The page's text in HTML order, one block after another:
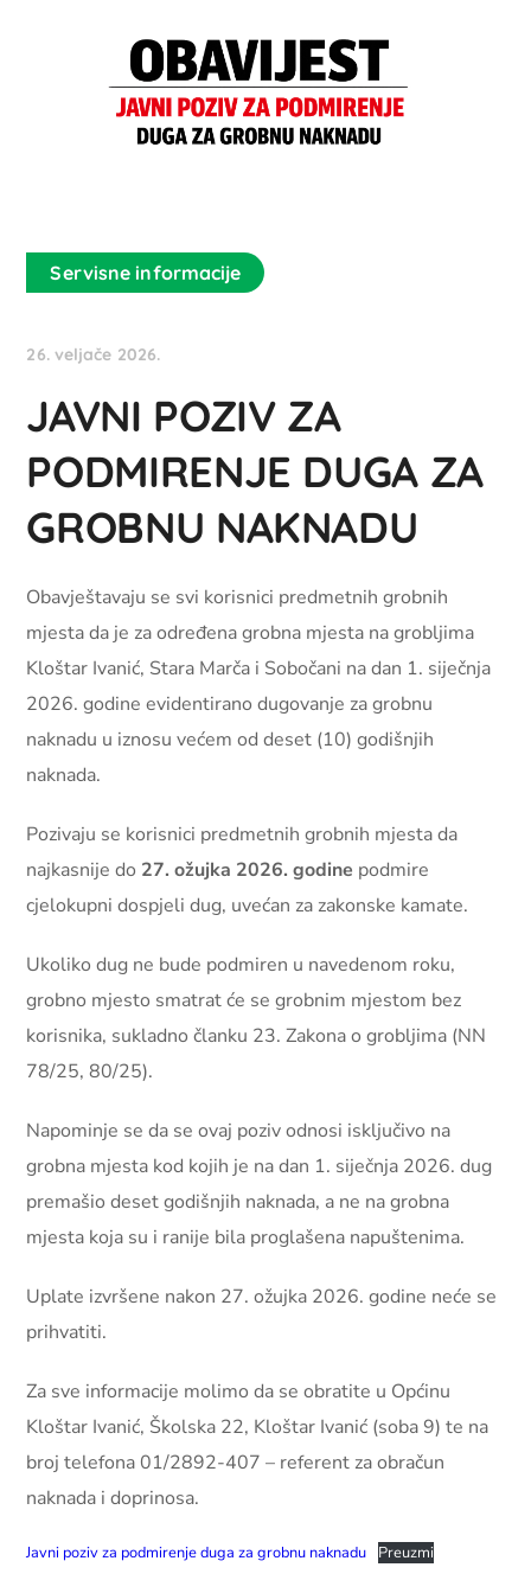
Servisne informacije
26. veljače 2026.
JAVNI POZIV ZA
PODMIRENJE DUGA ZA
GROBNU NAKNADU
Obavještavaju se svi korisnici predmetnih grobnih
mjesta da je za određena grobna mjesta na grobljima
Kloštar Ivanić, Stara Marča i Sobočani na dan 1. siječnja
2026. godine evidentirano dugovanje za grobnu
naknadu u iznosu većem od deset (10) godišnjih
naknada.
Pozivaju se korisnici predmetnih grobnih mjesta da
najkasnije do 27. ožujka 2026. godine podmire
cjelokupni dospjeli dug, uvećan za zakonske kamate.
Ukoliko dug ne bude podmiren u navedenom roku,
grobno mjesto smatrat će se grobnim mjestom bez
korisnika, sukladno članku 23. Zakona o grobljima (NN
78/25, 80/25).
Napominje se da se ovaj poziv odnosi isključivo na
grobna mjesta kod kojih je na dan 1. siječnja 2026. dug
premašio deset godišnjih naknada, a ne na grobna
mjesta koja su i ranije bila proglašena napuštenima.
Uplate izvršene nakon 27. ožujka 2026. godine neće se
prihvatiti.
Za sve informacije molimo da se obratite u Općinu
Kloštar Ivanić, Školska 22, Kloštar Ivanić (soba 9) te na
broj telefona 01/2892-407 – referent za obračun
naknada i doprinosa.
Javni poziv za podmirenje duga za grobnu naknadu Preuzmi